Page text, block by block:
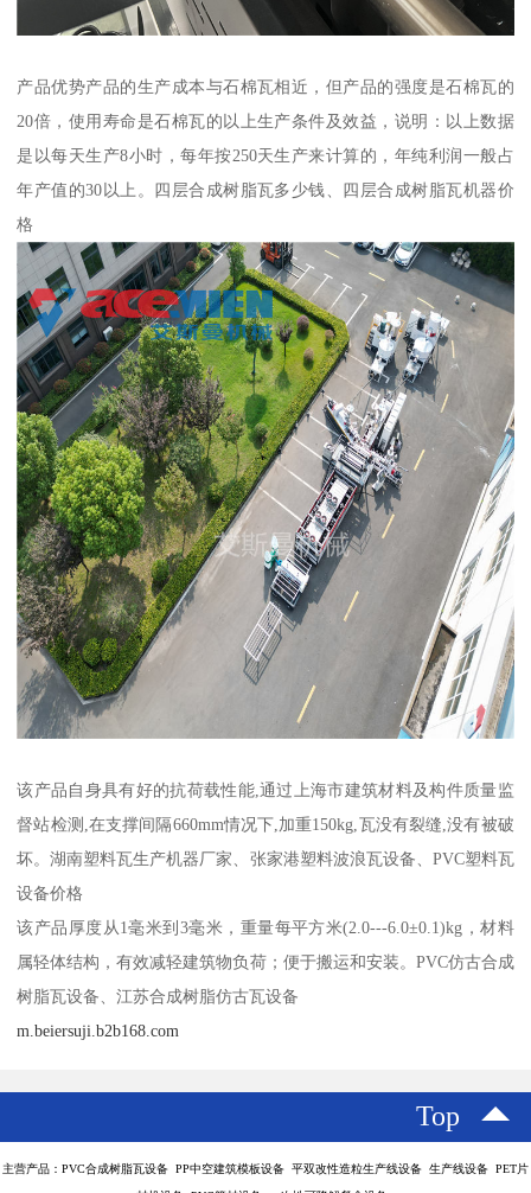
产品优势产品的生产成本与石棉瓦相近，但产品的强度是石棉瓦的
20倍，使用寿命是石棉瓦的以上生产条件及效益，说明：以上数据
是以每天生产8小时，每年按250天生产来计算的，年纯利润一般占
年产值的30以上。四层合成树脂瓦多少钱、四层合成树脂瓦机器价
格
该产品自身具有好的抗荷载性能,通过上海市建筑材料及构件质量监
督站检测,在支撑间隔660mm情况下,加重150kg,瓦没有裂缝,没有被破
坏。湖南塑料瓦生产机器厂家、张家港塑料波浪瓦设备、PVC塑料瓦
设备价格
该产品厚度从1毫米到3毫米，重量每平方米(2.0---6.0±0.1)kg，材料
属轻体结构，有效减轻建筑物负荷；便于搬运和安装。PVC仿古合成
树脂瓦设备、江苏合成树脂仿古瓦设备
m.beiersuji.b2b168.com
Top
主营产品：PVC合成树脂瓦设备 PP中空建筑模板设备 平双改性造粒生产线设备 生产线设备 PET片